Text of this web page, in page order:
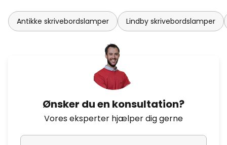
Antikke skrivebordslamper Lindby skrivebordslamper
Ønsker du en konsultation?
Vores eksperter hjælper dig gerne